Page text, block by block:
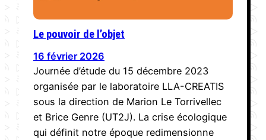
Le pouvoir de l’objet
16 février 2026
Journée d’étude du 15 décembre 2023
organisée par le laboratoire LLA-CREATIS
sous la direction de Marion Le Torrivellec
et Brice Genre (UT2J). La crise écologique
qui définit notre époque redimensionne